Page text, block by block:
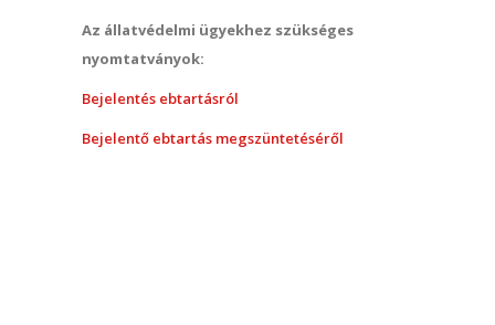
Az állatvédelmi ügyekhez szükséges
nyomtatványok:
Bejelentés ebtartásról
Bejelentő ebtartás megszüntetéséről